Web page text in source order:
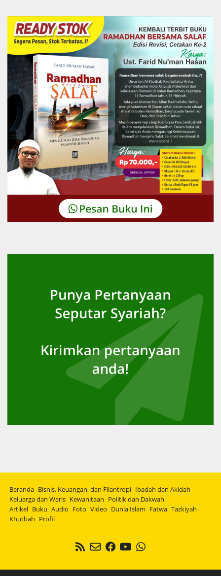
Beranda Bisnis, Keuangan, dan Filantropi Ibadah dan Akidah
Keluarga dan Waris Kewanitaan Politik dan Dakwah
Artikel Buku Audio Foto Video Dunia Islam Fatwa Tazkiyah
Khutbah Profil